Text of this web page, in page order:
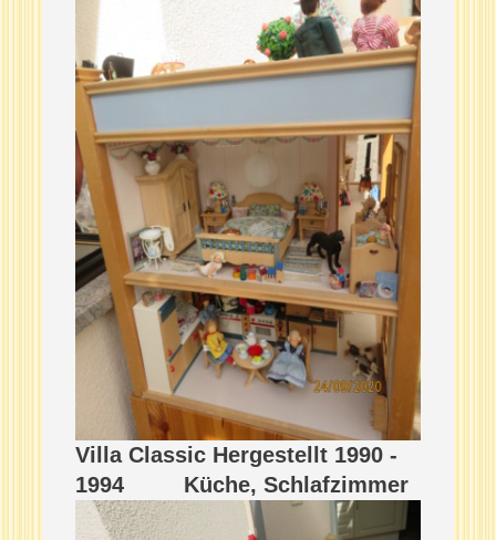
Villa Classic Hergestellt 1990 -
1994 Küche, Schlafzimmer